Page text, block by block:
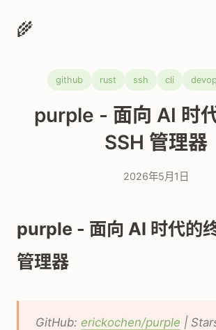
🌾
github rust ssh cli
purple - 面向 AI 时
SSH 管理器
2026年5月1日
purple - 面向 AI 时代的
管理器
GitHub: erickochen/purple |